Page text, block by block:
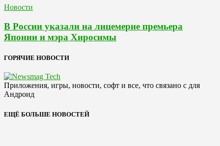
Новости
В России указали на лицемерие премьера
Японии и мэра Хиросимы
ГОРЯЧИЕ НОВОСТИ
Приложения, игры, новости, софт и все, что связано с для
Андроид
ЕЩЁ БОЛЬШЕ НОВОСТЕЙ